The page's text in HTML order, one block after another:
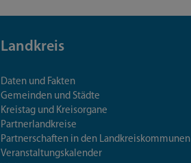
Landkreis
Daten und Fakten
Gemeinden und Städte
Kreistag und Kreisorgane
Partnerlandkreise
Partnerschaften in den Landkreiskommunen
Veranstaltungskalender